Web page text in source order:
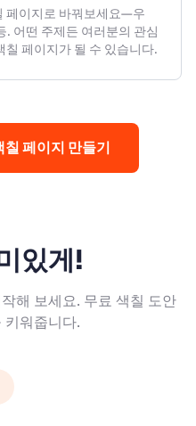
페이지로 바꿔보세요—우
. 어떤 주제든 여러분의 관심
페이지가 될 수 있습니다.
페이지 만들기
있게!
해 보세요. 무료 색칠 도안
키워줍니다.